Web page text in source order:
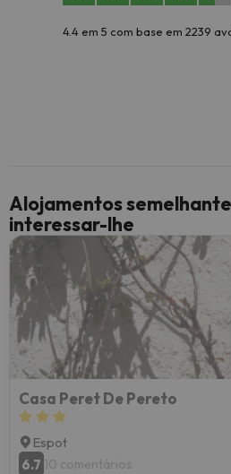
4.4 em 5 com base em 2239
Alojamentos
interessar-lhe
Casa Peret De Pereto
Espot
6.7 10 comentários